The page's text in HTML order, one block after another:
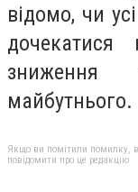
відомо, чи
дочекатися
зниження
майбутнього.
Якщо ви помітили помилку,
повідомити про це редакцію